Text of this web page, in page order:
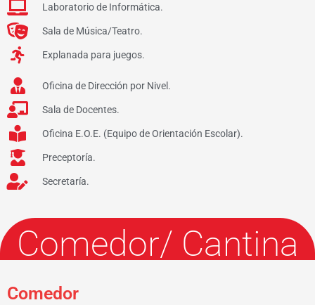
Laboratorio de Informática.
Sala de Música/Teatro.
Explanada para juegos.
Oficina de Dirección por Nivel.
Sala de Docentes.
Oficina E.O.E. (Equipo de Orientación Escolar).
Preceptoría.
Secretaría.
Comedor/ Cantina
Comedor